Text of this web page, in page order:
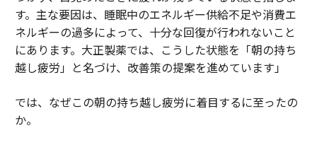
す。主な要因は、睡眠中のエネルギー供給不足や消費エ
ネルギーの過多によって、十分な回復が行われないこと
にあります。大正製薬では、こうした状態を「朝の持ち
越し疲労」と名づけ、改善策の提案を進めています」
では、なぜこの朝の持ち越し疲労に着目するに至ったの
か。